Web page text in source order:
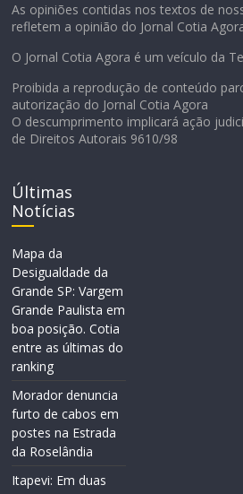
As opiniões contidas nos textos de
refletem a opinião do Jornal Cotia
O Jornal Cotia Agora é um veículo da
Proibida a reprodução de conteúdo
autorização do Jornal Cotia Agora
O descumprimento implicará ação
de Direitos Autorais 9610/98
Últimas
Notícias
Mapa da
Desigualdade da
Grande SP: Vargem
Grande Paulista em
boa posição. Cotia
entre as últimas do
ranking
Morador denuncia
furto de cabos em
postes na Estrada
da Roselândia
Itapevi: Em duas